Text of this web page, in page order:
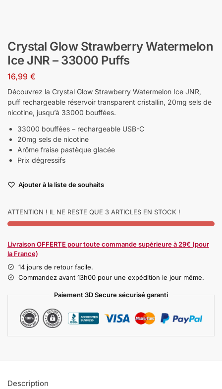
Crystal Glow Strawberry Watermelon
Ice JNR – 33000 Puffs
16,99 €
Découvrez la Crystal Glow Strawberry Watermelon Ice JNR,
puff rechargeable réservoir transparent cristallin, 20mg sels de
nicotine, jusqu’à 33000 bouffées.
33000 bouffées – rechargeable USB-C
20mg sels de nicotine
Arôme fraise pastèque glacée
Prix dégressifs
Ajouter à la liste de souhaits
ATTENTION ! IL NE RESTE QUE 3 ARTICLES EN STOCK !
Livraison OFFERTE pour toute commande supérieure à 29€ (pour
la France)
14 jours de retour facile.
Commandez avant 13h00 pour une expédition le jour même.
Paiement 3D Secure sécurisé garanti
Description